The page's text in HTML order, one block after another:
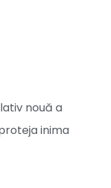
nouă a
inima